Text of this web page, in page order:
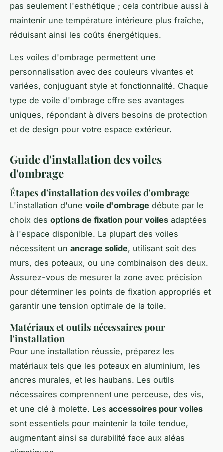
pas seulement l'esthétique ; cela contribue aussi à
maintenir une température intérieure plus fraîche,
réduisant ainsi les coûts énergétiques.
Les voiles d'ombrage permettent une
personnalisation avec des couleurs vivantes et
variées, conjuguant style et fonctionnalité. Chaque
type de voile d'ombrage offre ses avantages
uniques, répondant à divers besoins de protection
et de design pour votre espace extérieur.
Guide d'installation des voiles
d'ombrage
Étapes d'installation des voiles d'ombrage
L'installation d'une voile d'ombrage débute par le
choix des options de fixation pour voiles adaptées
à l'espace disponible. La plupart des voiles
nécessitent un ancrage solide, utilisant soit des
murs, des poteaux, ou une combinaison des deux.
Assurez-vous de mesurer la zone avec précision
pour déterminer les points de fixation appropriés et
garantir une tension optimale de la toile.
Matériaux et outils nécessaires pour
l'installation
Pour une installation réussie, préparez les
matériaux tels que les poteaux en aluminium, les
ancres murales, et les haubans. Les outils
nécessaires comprennent une perceuse, des vis,
et une clé à molette. Les accessoires pour voiles
sont essentiels pour maintenir la toile tendue,
augmentant ainsi sa durabilité face aux aléas